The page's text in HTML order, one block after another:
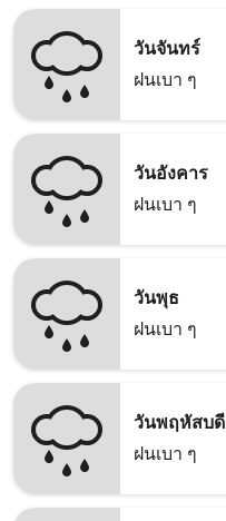
วันจันทร์
ฝนเบา ๆ
วันอังคาร
ฝนเบา ๆ
วันพุธ
ฝนเบา ๆ
วันพฤหัสบดี
ฝนเบา ๆ